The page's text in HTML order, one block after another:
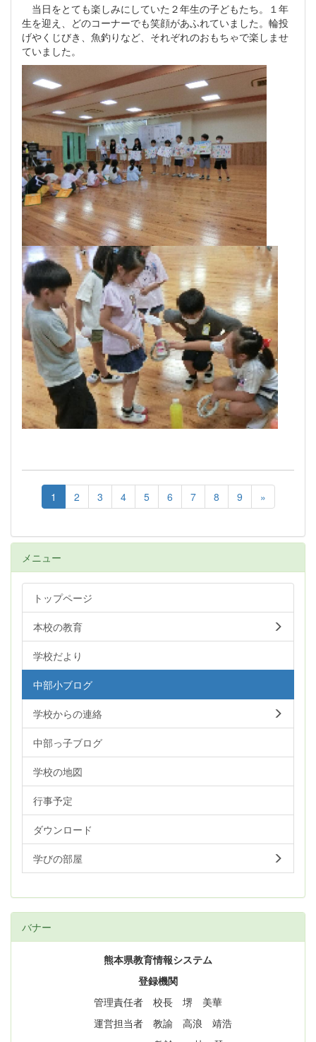
当日をとても楽しみにしていた２年生の子どもたち。１年
生を迎え、どのコーナーでも笑顔があふれていました。輪投
げやくじびき、魚釣りなど、それぞれのおもちゃで楽しませ
ていました。
1 2 3 4 5 6 7 8 9 »
メニュー
トップページ
本校の教育
学校だより
中部小ブログ
学校からの連絡
中部っ子ブログ
学校の地図
行事予定
ダウンロード
学びの部屋
バナー
熊本県教育情報システム
登録機関
管理責任者 校長 堺 美華
運営担当者 教諭 高浪 靖浩